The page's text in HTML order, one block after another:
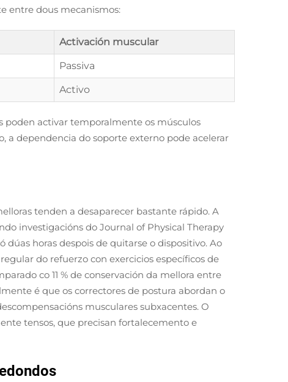
entre dous mecanismos:
Activación muscular
Passiva
Activo
poden activar temporalmente os músculos
a dependencia do soporte externo pode acelerar
tenden a desaparecer bastante rápido. A
investigacións do Journal of Physical Therapy
dúas horas despois de quitarse o dispositivo. Ao
do refuerzo con exercicios específicos de
co 11 % de conservación da mellora entre
é que os correctores de postura abordan o
musculares subxacentes. O
tensos, que precisan fortalecemento e